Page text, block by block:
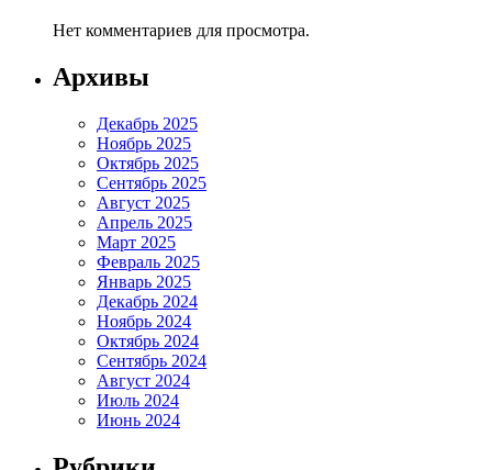
Нет комментариев для просмотра.
Архивы
Декабрь 2025
Ноябрь 2025
Октябрь 2025
Сентябрь 2025
Август 2025
Апрель 2025
Март 2025
Февраль 2025
Январь 2025
Декабрь 2024
Ноябрь 2024
Октябрь 2024
Сентябрь 2024
Август 2024
Июль 2024
Июнь 2024